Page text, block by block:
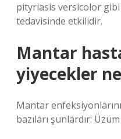
pityriasis versicolor
tedavisinde etkilidir.
Mantar
yiyecekler
Mantar
bazıları şunlardır: